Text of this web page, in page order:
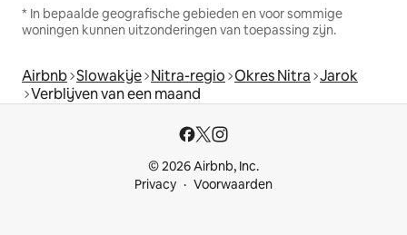
* In bepaalde geografische gebieden en voor sommige
woningen kunnen uitzonderingen van toepassing zijn.
Airbnb Slowakije Nitra-regio Okres Nitra Jarok
Verblijven van een maand
© 2026 Airbnb, Inc.
Privacy
Voorwaarden